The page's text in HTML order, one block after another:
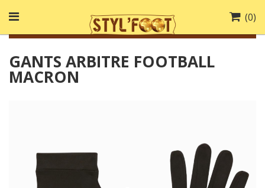
(0)
GANTS ARBITRE FOOTBALL
MACRON